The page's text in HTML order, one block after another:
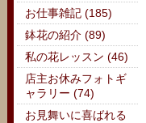
お仕事雑記 (185)
鉢花の紹介 (89)
私の花レッスン (46)
店主お休みフォトギ
ャラリー (74)
お見舞いに喜ばれる